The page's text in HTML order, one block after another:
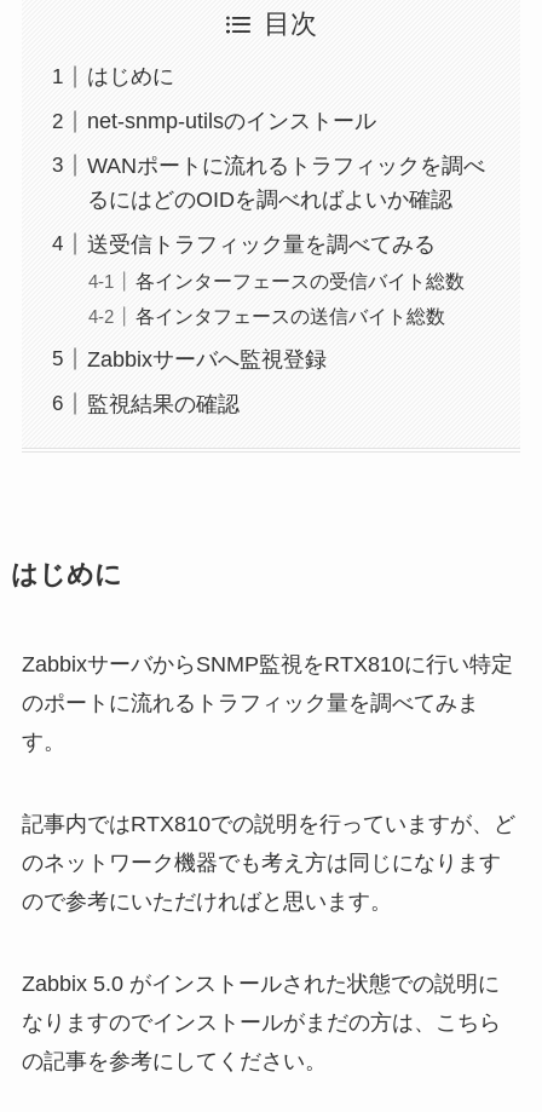
目次
はじめに
net-snmp-utilsのインストール
WANポートに流れるトラフィックを調べ
るにはどのOIDを調べればよいか確認
送受信トラフィック量を調べてみる
各インターフェースの受信バイト総数
各インタフェースの送信バイト総数
Zabbixサーバへ監視登録
監視結果の確認
はじめに
ZabbixサーバからSNMP監視をRTX810に行い特定
のポートに流れるトラフィック量を調べてみま
す。
記事内ではRTX810での説明を行っていますが、ど
のネットワーク機器でも考え方は同じになります
ので参考にいただければと思います。
Zabbix 5.0 がインストールされた状態での説明に
なりますのでインストールがまだの方は、こちら
の記事を参考にしてください。